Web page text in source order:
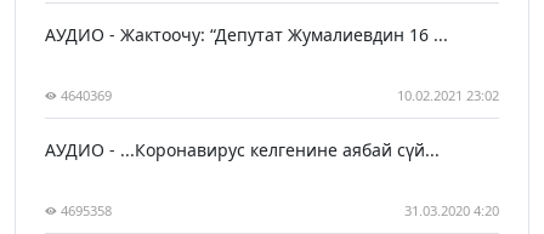
АУДИО - Жактоочу: “Депутат Жумалиевдин 16 ...
4640369 10.02.2021 23:02
АУДИО - ...Коронавирус келгенине аябай сүй...
4695358 31.03.2020 4:20